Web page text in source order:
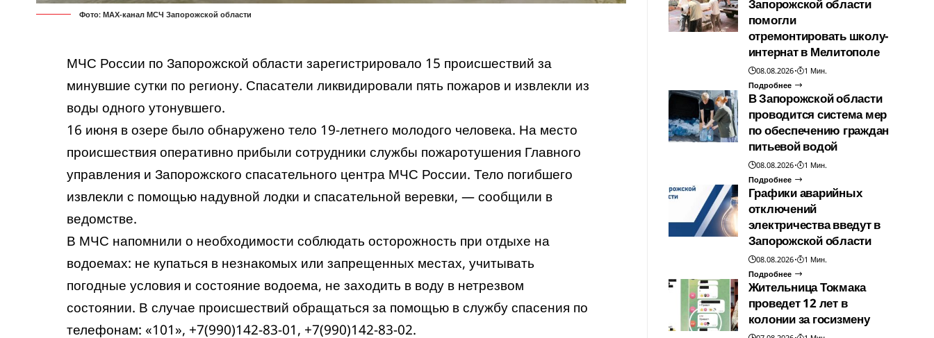
Фото: МАХ-канал МСЧ Запорожской области
МЧС России по Запорожской области зарегистрировало 15 происшествий за
минувшие сутки по региону. Спасатели ликвидировали пять пожаров и извлекли из
воды одного утонувшего.
16 июня в озере было обнаружено тело 19-летнего молодого человека. На место
происшествия оперативно прибыли сотрудники службы пожаротушения Главного
управления и Запорожского спасательного центра МЧС России. Тело погибшего
извлекли с помощью надувной лодки и спасательной веревки, —сообщили в
ведомстве.
В МЧС напомнили о необходимости соблюдать осторожность при отдыхе на
водоемах: не купаться в незнакомых или запрещенных местах, учитывать
погодные условия и состояние водоема, не заходить в воду в нетрезвом
состоянии. В случае происшествий обращаться за помощью в службу спасения по
телефонам: «101», +7(990)142-83-01, +7(990)142-83-02.
Запорожской области
помогли
отремонтировать школу-
интернат в Мелитополе
08.08.2026
1 Мин.
Подробнее
В Запорожской области
проводится система мер
по обеспечению граждан
питьевой водой
08.08.2026
1 Мин.
Подробнее
Графики аварийных
отключений
электричества введут в
Запорожской области
08.08.2026
1 Мин.
Подробнее
Жительница Токмака
проведет 12 лет в
колонии за госизмену